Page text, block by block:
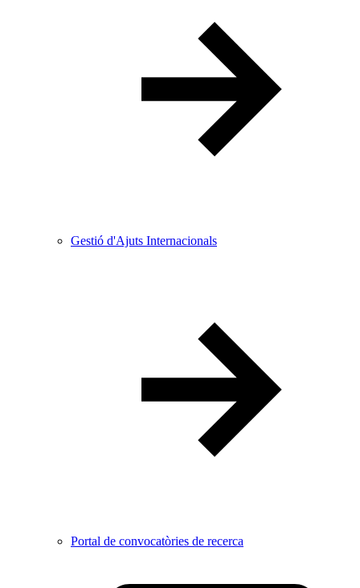
Gestió d'Ajuts Internacionals
Portal de convocatòries de recerca